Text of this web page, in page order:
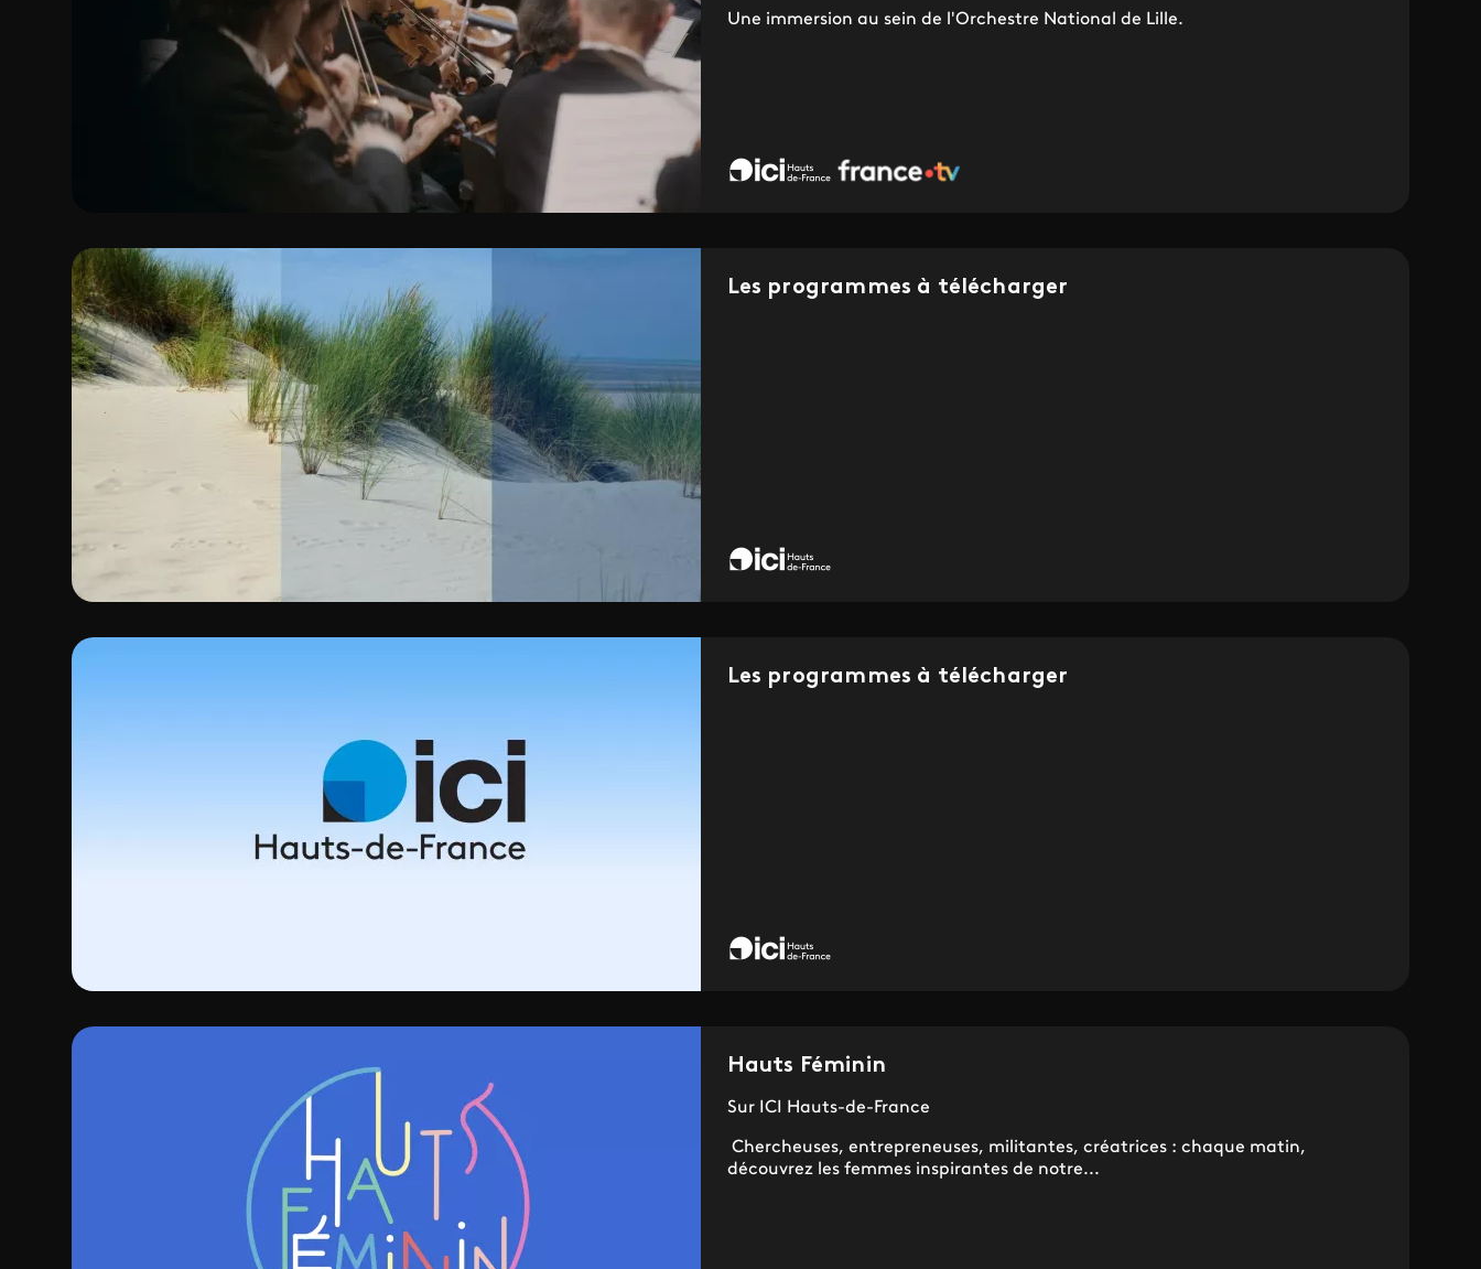
Une immersion au sein de l'Orchestre National de Lille.
Les programmes à télécharger
Les programmes à télécharger
Hauts Féminin
Sur ICI Hauts-de-France
Chercheuses, entrepreneuses, militantes, créatrices : chaque matin,
découvrez les femmes inspirantes de notre...